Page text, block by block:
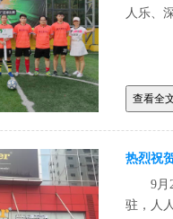
人乐、
查看全
热烈祝
9月
驻，人